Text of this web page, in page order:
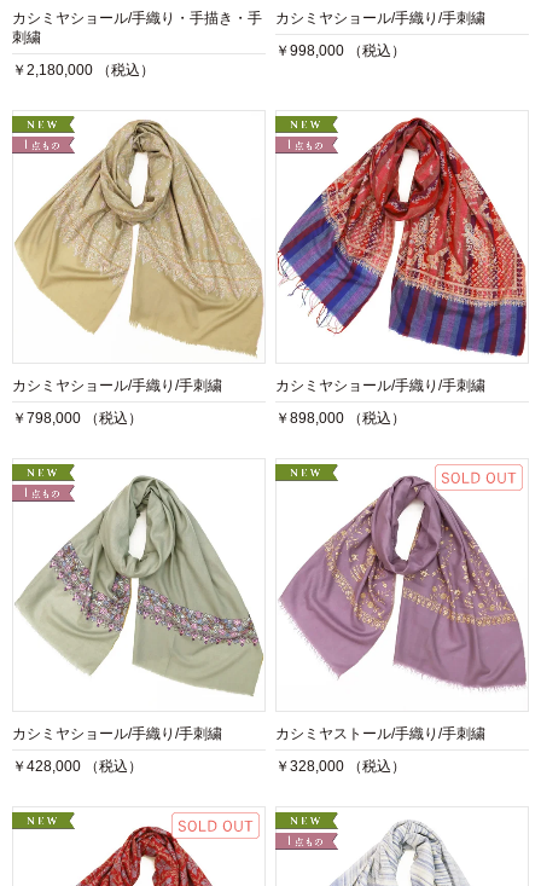
カシミヤショール/手織り・手描き・手
刺繍
￥2,180,000 （税込）
カシミヤショール/手織り/手刺繍
￥998,000 （税込）
カシミヤショール/手織り/手刺繍
￥798,000 （税込）
カシミヤショール/手織り/手刺繍
￥898,000 （税込）
カシミヤショール/手織り/手刺繍
￥428,000 （税込）
カシミヤストール/手織り/手刺繍
￥328,000 （税込）